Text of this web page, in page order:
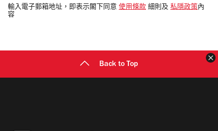
電
郵
輸入電子郵箱地址，即表示閣下同意 使用條款 細則及 私隱政策 內
容
Back to Top